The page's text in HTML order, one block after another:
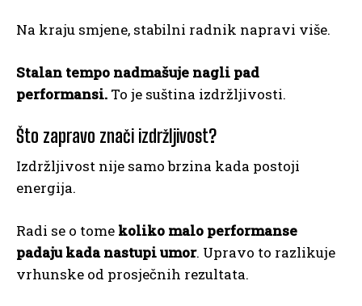
Na kraju smjene, stabilni radnik napravi više.
Stalan tempo nadmašuje nagli pad
performansi. To je suština izdržljivosti.
Što zapravo znači izdržljivost?
Izdržljivost nije samo brzina kada postoji
energija.
Radi se o tome koliko malo performanse
padaju kada nastupi umor. Upravo to razlikuje
vrhunske od prosječnih rezultata.